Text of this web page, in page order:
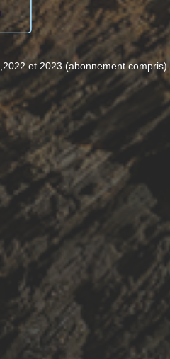
et 2023 (abonnement compris).